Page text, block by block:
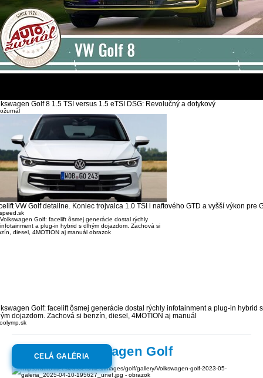
Golf 8 1.5 TSI versus 1.5 eTSI DSG: Revolučný a dotykový
VW Golf detailne. Koniec trojvalca 1.0 TSI i naftového GTD a vyšší výkon pre
Golf: facelift ôsmej generácie dostal rýchly infotainment a plug-in hybrid s
dojazdom. Zachová si benzín, diesel, 4MOTION aj manuál
Galéria:Volkswagen Golf
CELÁ GALÉRIA